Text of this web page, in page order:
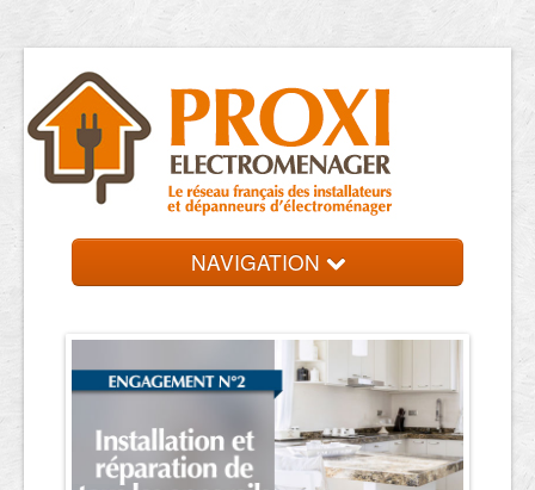
NAVIGATION